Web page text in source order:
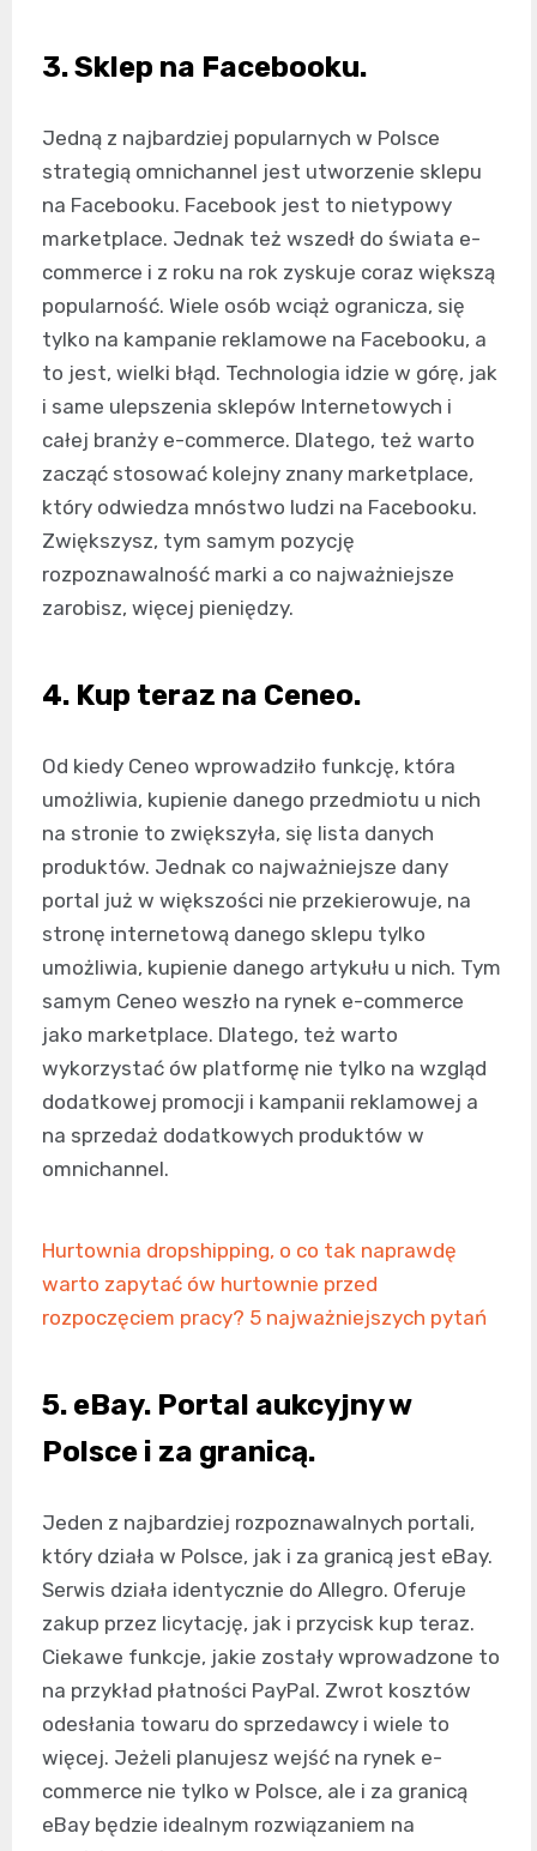
3. Sklep na Facebooku.
Jedną z najbardziej popularnych w Polsce
strategią omnichannel jest utworzenie sklepu
na Facebooku. Facebook jest to nietypowy
marketplace. Jednak też wszedł do świata e-
commerce i z roku na rok zyskuje coraz większą
popularność. Wiele osób wciąż ogranicza, się
tylko na kampanie reklamowe na Facebooku, a
to jest, wielki błąd. Technologia idzie w górę, jak
i same ulepszenia sklepów Internetowych i
całej branży e-commerce. Dlatego, też warto
zacząć stosować kolejny znany marketplace,
który odwiedza mnóstwo ludzi na Facebooku.
Zwiększysz, tym samym pozycję
rozpoznawalność marki a co najważniejsze
zarobisz, więcej pieniędzy.
4. Kup teraz na Ceneo.
Od kiedy Ceneo wprowadziło funkcję, która
umożliwia, kupienie danego przedmiotu u nich
na stronie to zwiększyła, się lista danych
produktów. Jednak co najważniejsze dany
portal już w większości nie przekierowuje, na
stronę internetową danego sklepu tylko
umożliwia, kupienie danego artykułu u nich. Tym
samym Ceneo weszło na rynek e-commerce
jako marketplace. Dlatego, też warto
wykorzystać ów platformę nie tylko na wzgląd
dodatkowej promocji i kampanii reklamowej a
na sprzedaż dodatkowych produktów w
omnichannel.
Hurtownia dropshipping, o co tak naprawdę
warto zapytać ów hurtownie przed
rozpoczęciem pracy? 5 najważniejszych pytań
5. eBay. Portal aukcyjny w
Polsce i za granicą.
Jeden z najbardziej rozpoznawalnych portali,
który działa w Polsce, jak i za granicą jest eBay.
Serwis działa identycznie do Allegro. Oferuje
zakup przez licytację, jak i przycisk kup teraz.
Ciekawe funkcje, jakie zostały wprowadzone to
na przykład płatności PayPal. Zwrot kosztów
odesłania towaru do sprzedawcy i wiele to
więcej. Jeżeli planujesz wejść na rynek e-
commerce nie tylko w Polsce, ale i za granicą
eBay będzie idealnym rozwiązaniem na